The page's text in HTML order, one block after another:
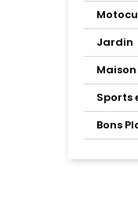
Jardin
Maison
Sports
Bons